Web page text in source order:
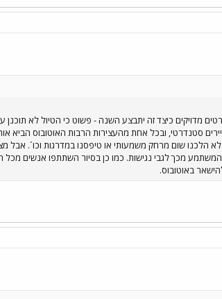
מדויקים כיצד זה יתבצע השנה - פשוט כי הטיול לא תוכנן
סטנדרטי, ובכל אחת מהעצירות הרבות האוטובוס הביא
שום מרחק משמעותי או טיפסנו במדרגות וכו´. אבל
מכך לגבי נגישות. כמו כן בסיור השתתפו אנשים
באוטובוס.